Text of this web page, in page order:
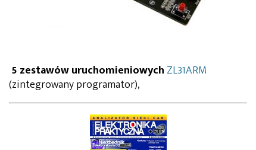
5 zestawów uruchomieniowych ZL31ARM
(zintegrowany programator),